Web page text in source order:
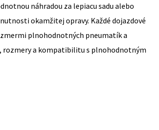
náhradou za lepiacu sadu alebo
okamžitej opravy. Každé dojazdové
plnohodnotných pneumatík a
rozmery a kompatibilitu s plnohodnotným